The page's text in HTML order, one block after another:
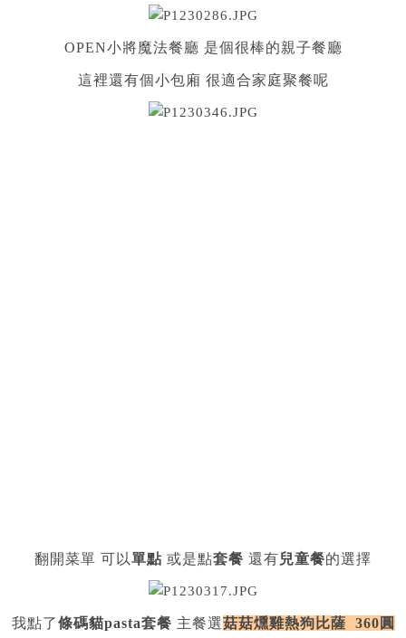
OPEN小將魔法餐廳 是個很棒的親子餐廳
這裡還有個小包廂 很適合家庭聚餐呢
翻開菜單 可以單點 或是點套餐 還有兒童餐的選擇
我點了條碼貓pasta套餐 主餐選菇菇燻雞熱狗比薩 360圓